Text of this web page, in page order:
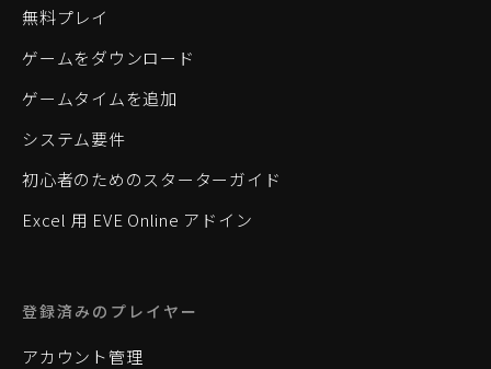
無料プレイ
ゲームをダウンロード
ゲームタイムを追加
システム要件
初心者のためのスターターガイド
Excel 用 EVE Online アドイン
登録済みのプレイヤー
アカウント管理